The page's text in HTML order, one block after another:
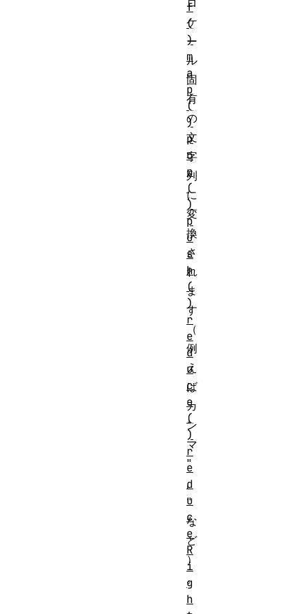
ロ
ケ
ー
ル
固
有
の
文
字
列
に
変
換
さ
れ
ま
す
（
例
え
ば
カ
ン
マ
"
,
"
な
ど
）
。
f
(
)
m
a
p
(
)
p
o
p
(
)
p
u
s
h
(
)
r
e
d
u
c
e
(
)
r
e
d
u
c
e
R
i
g
h